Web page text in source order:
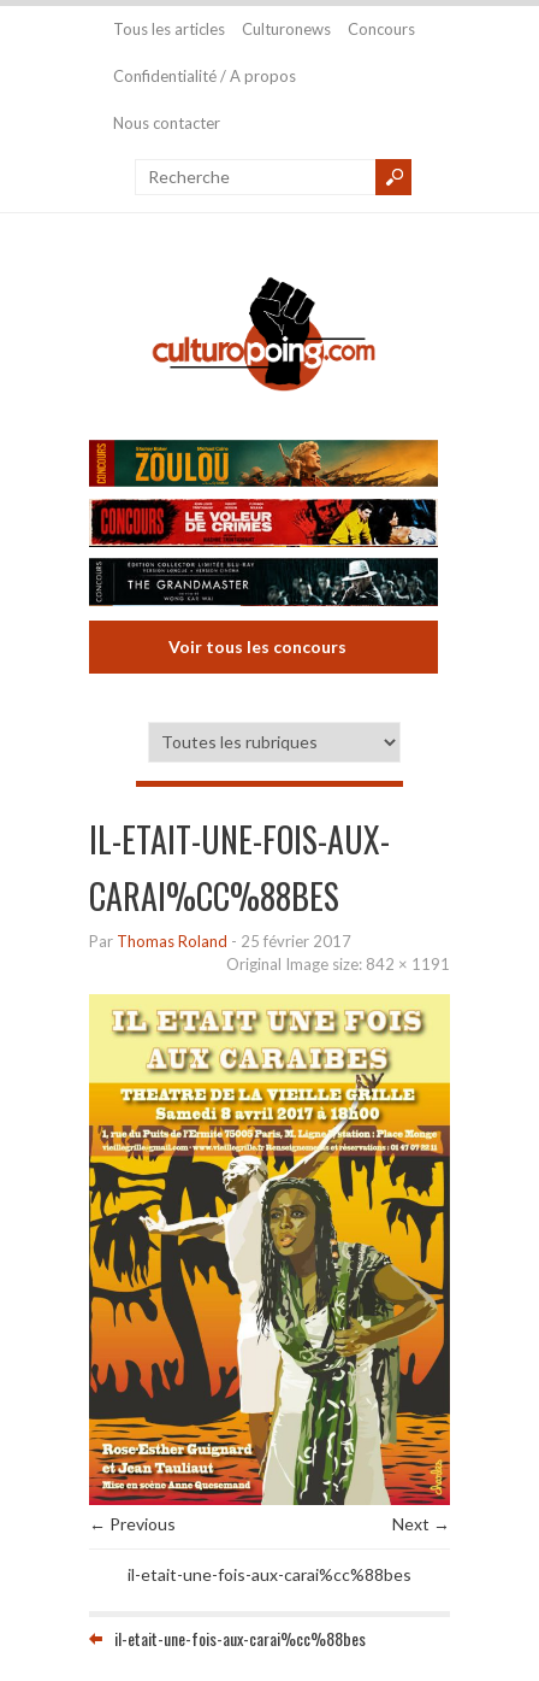
Tous les articles Culturonews Concours
Confidentialité / A propos
Nous contacter
Voir tous les concours
IL-ETAIT-UNE-FOIS-AUX-
CARAI%CC%88BES
Par Thomas Roland - 25 février 2017
Original Image size: 842 × 1191
← Previous Next →
il-etait-une-fois-aux-carai%cc%88bes
il-etait-une-fois-aux-carai%cc%88bes